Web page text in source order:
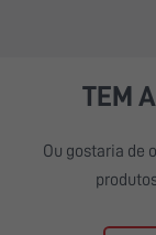
TEM
Ou gostaria de